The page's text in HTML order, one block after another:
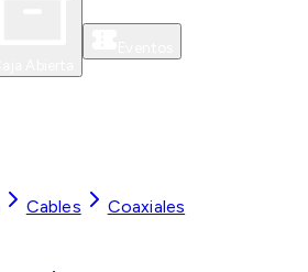
Cables Coaxiales